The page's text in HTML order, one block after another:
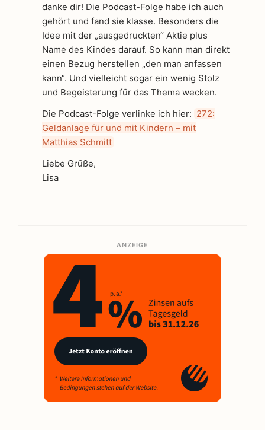
danke dir! Die Podcast-Folge habe ich auch
gehört und fand sie klasse. Besonders die
Idee mit der „ausgedruckten“ Aktie plus
Name des Kindes darauf. So kann man direkt
einen Bezug herstellen „den man anfassen
kann“. Und vielleicht sogar ein wenig Stolz
und Begeisterung für das Thema wecken.
Die Podcast-Folge verlinke ich hier: 272:
Geldanlage für und mit Kindern – mit
Matthias Schmitt
Liebe Grüße,
Lisa
ANZEIGE